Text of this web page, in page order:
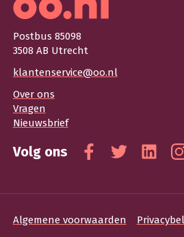
Postbus 85098
3508 AB Utrecht
klantenservice@oo.nl
Over ons
Vragen
Nieuwsbrief
Volg ons
Facebook
Twitter
Algemene voorwaarden